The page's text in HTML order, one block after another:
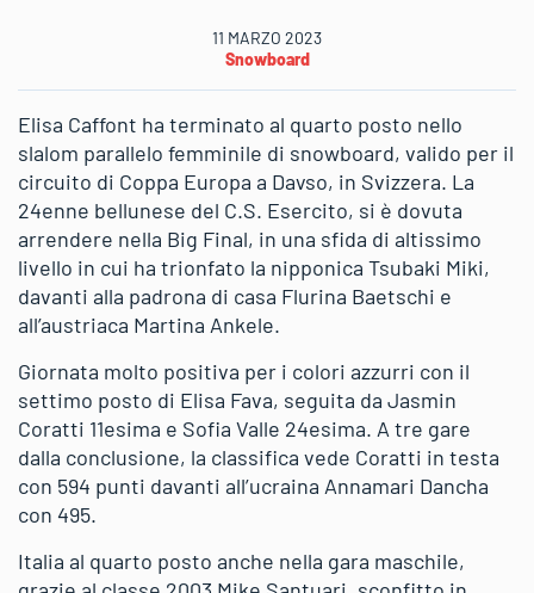
11 MARZO 2023
Snowboard
Elisa Caffont ha terminato al quarto posto nello
slalom parallelo femminile di snowboard, valido per il
circuito di Coppa Europa a Davso, in Svizzera. La
24enne bellunese del C.S. Esercito, si è dovuta
arrendere nella Big Final, in una sfida di altissimo
livello in cui ha trionfato la nipponica Tsubaki Miki,
davanti alla padrona di casa Flurina Baetschi e
all’austriaca Martina Ankele.
Giornata molto positiva per i colori azzurri con il
settimo posto di Elisa Fava, seguita da Jasmin
Coratti 11esima e Sofia Valle 24esima. A tre gare
dalla conclusione, la classifica vede Coratti in testa
con 594 punti davanti all’ucraina Annamari Dancha
con 495.
Italia al quarto posto anche nella gara maschile,